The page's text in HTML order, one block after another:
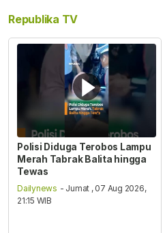
Republika TV
Polisi Diduga Terobos Lampu
Merah Tabrak Balita hingga
Tewas
Dailynews - Jumat , 07 Aug 2026,
21:15 WIB